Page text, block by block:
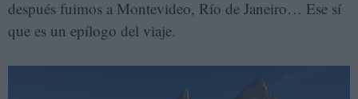
después fuimos a Montevideo, Río de Janeiro… Ese sí
que es un epílogo del viaje.